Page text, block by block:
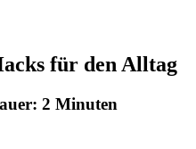
für den Alltag
2 Minuten